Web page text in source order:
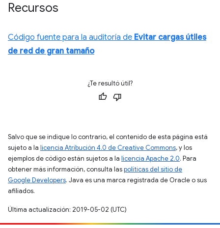
Recursos
Código fuente para la auditoría de Evitar cargas útiles
de red de gran tamaño
¿Te resultó útil?
Salvo que se indique lo contrario, el contenido de esta página está
sujeto a la licencia Atribución 4.0 de Creative Commons, y los
ejemplos de código están sujetos a la licencia Apache 2.0. Para
obtener más información, consulta laspolíticas del sitio de
Google Developers. Java es una marca registrada de Oracle o sus
afiliados.
Última actualización: 2019-05-02 (UTC)